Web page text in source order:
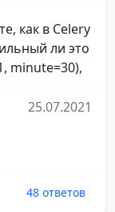
как в Celery
ли это
minute=30),
25.07.2021
48 ответов